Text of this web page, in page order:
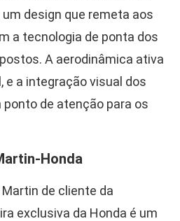
design que remeta aos
a tecnologia de ponta dos
A aerodinâmica ativa
e a integração visual dos
de atenção para os
Honda
de cliente da
exclusiva da Honda é um